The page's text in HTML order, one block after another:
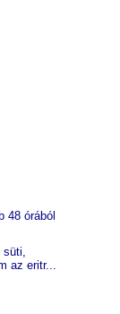
48 órából
süti,
az eritr...